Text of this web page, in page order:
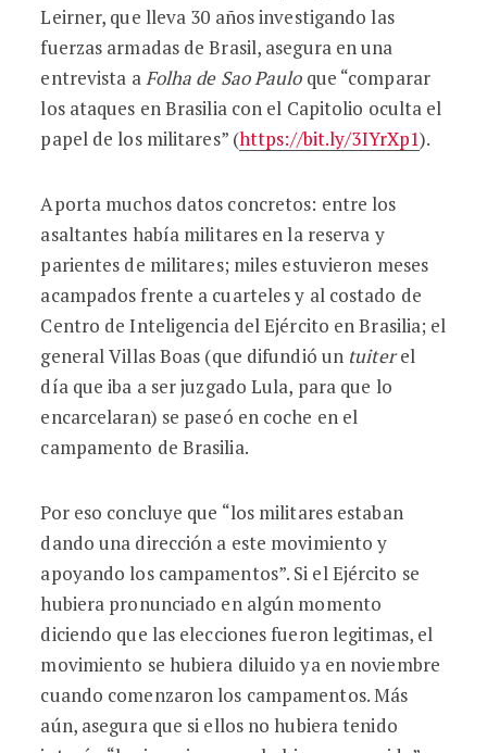
Leirner, que lleva 30 años investigando las
fuerzas armadas de Brasil, asegura en una
entrevista aFolha de Sao Pauloque “comparar
los ataques en Brasilia con el Capitolio oculta el
papel de los militares” (https://bit.ly/3IYrXp1).
Aporta muchos datos concretos: entre los
asaltantes había militares en la reserva y
parientes de militares; miles estuvieron meses
acampados frente a cuarteles y al costado de
Centro de Inteligencia del Ejército en Brasilia; el
general Villas Boas (que difundió un tuiterel
día que iba a ser juzgado Lula, para que lo
encarcelaran) se paseó en coche en el
campamento de Brasilia.
Por eso concluye que “los militares estaban
dando una dirección a este movimiento y
apoyando los campamentos”. Si el Ejército se
hubiera pronunciado en algún momento
diciendo que las elecciones fueron legitimas, el
movimiento se hubiera diluido ya en noviembre
cuando comenzaron los campamentos. Más
aún, asegura que si ellos no hubiera tenido